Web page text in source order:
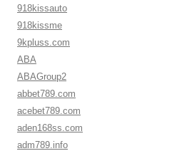
918kissauto
918kissme
9kpluss.com
ABA
ABAGroup2
abbet789.com
acebet789.com
aden168ss.com
adm789.info